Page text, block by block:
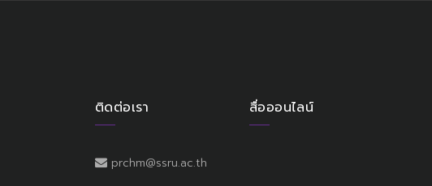
ติดต่อเรา
prchm@ssru.ac.th
สื่อออนไลน์